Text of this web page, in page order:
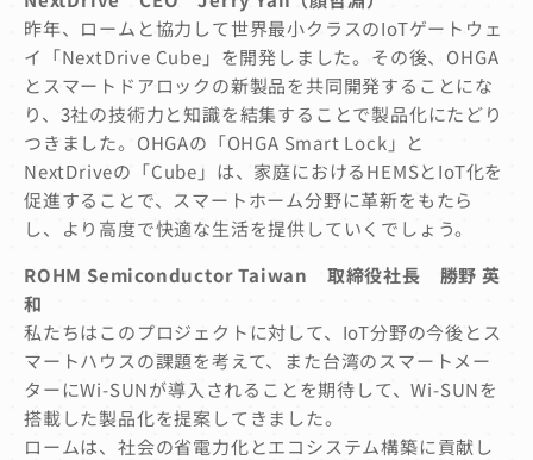
昨年、ロームと協力して世界最小クラスのIoTゲートウェ
イ「NextDrive Cube」を開発しました。その後、OHGA
とスマートドアロックの新製品を共同開発することにな
り、3社の技術力と知識を結集することで製品化にたどり
つきました。OHGAの「OHGA Smart Lock」と
NextDriveの「Cube」は、家庭におけるHEMSとIoT化を
促進することで、スマートホーム分野に革新をもたら
し、より高度で快適な生活を提供していくでしょう。
ROHM Semiconductor Taiwan 取締役社長 勝野 英
和
私たちはこのプロジェクトに対して、IoT分野の今後とス
マートハウスの課題を考えて、また台湾のスマートメー
ターにWi-SUNが導入されることを期待して、Wi-SUNを
搭載した製品化を提案してきました。
ロームは、社会の省電力化とエコシステム構築に貢献し